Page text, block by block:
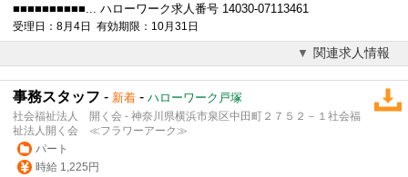
■■■■■■■■■■... ハローワーク求人番号 14030-07113461
受理日：8月4日 有効期限：10月31日
関連求人情報
事務スタッフ - 新着 - ハローワーク戸塚
社会福祉法人 開く会 - 神奈川県横浜市泉区中田町２７５２－１社会福
祉法人開く会 ≪フラワーアーク≫
パート
時給 1,225円